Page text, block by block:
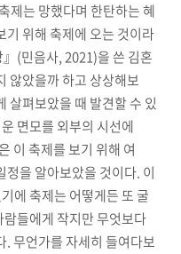
제는 망했다며 한탄하는 혜
기 위해 축제에 오는 것이라
(민음사, 2021)을 쓴 김혼
않았을까 하고 상상해보
살펴보았을 때 발견할 수 있
면모를 외부의 시선에
이 축제를 보기 위해 여
정을 알아보았을 것이다. 이
에 축제는 어떻게든 또 굴
들에게 작지만 무엇보다
. 무언가를 자세히 들여다보